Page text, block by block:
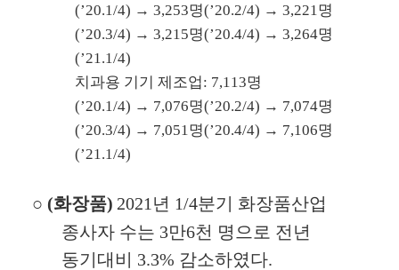
(’20.1/4) → 3,253명(’20.2/4) → 3,221 명
(’20.3/4) → 3,215명(’20.4/4) → 3,264명
(’21.1/4)
치과용 기기 제조업: 7,113명
(’20.1/4) → 7,076명(’20.2/4) → 7,074명
(’20.3/4) → 7,051 명(’20.4/4) → 7,106명
(’21.1/4)
○ (화장품) 2021 년 1/4분기 화장품산업
종사자 수는 3만6천 명으로 전년
동기대비 3.3% 감소하였다.